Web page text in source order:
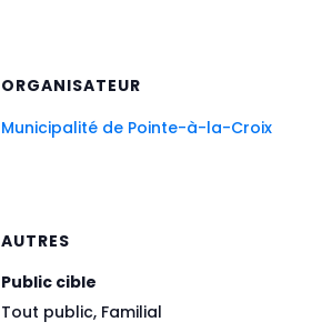
ORGANISATEUR
Municipalité de Pointe-à-la-Croix
AUTRES
Public cible
Tout public, Familial